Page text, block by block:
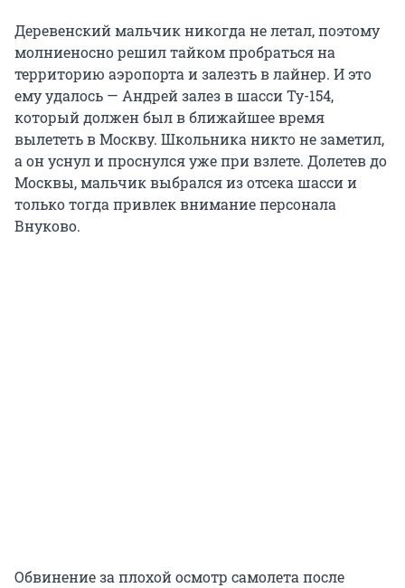
Деревенский мальчик никогда не летал, поэтому
молниеносно решил тайком пробраться на
территорию аэропорта и залезть в лайнер. И это
ему удалось — Андрей залез в шасси Ту-154,
который должен был в ближайшее время
вылететь в Москву. Школьника никто не заметил,
а он уснул и проснулся уже при взлете. Долетев до
Москвы, мальчик выбрался из отсека шасси и
только тогда привлек внимание персонала
Внуково.
Обвинение за плохой осмотр самолета после